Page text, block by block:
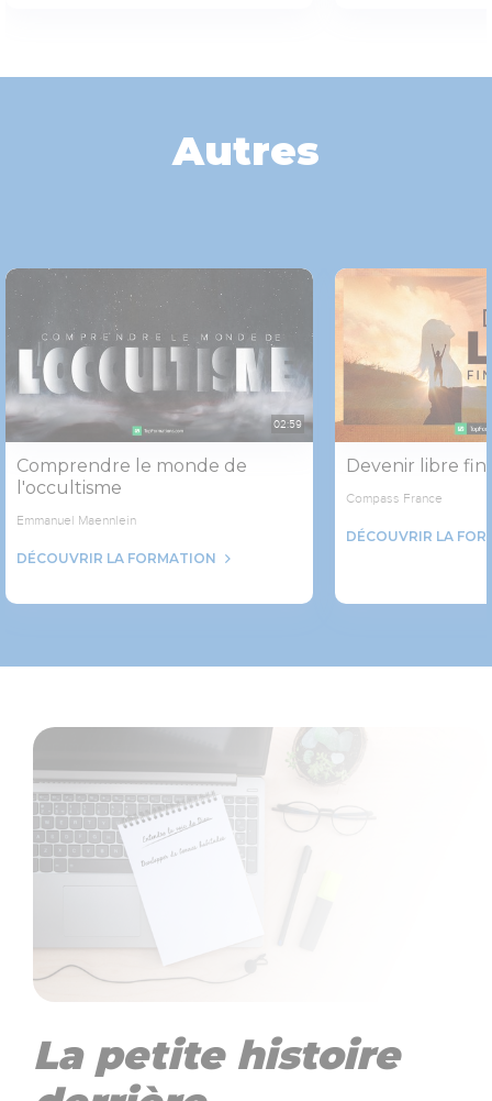
Autres
02:59
Comprendre le monde de
l'occultisme
Emmanuel Maennlein
DÉCOUVRIR LA FORMATION
Devenir libre
Compass France
DÉCOUVRIR LA
La petite histoire